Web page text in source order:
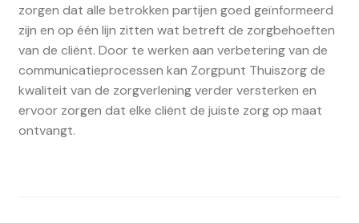
zorgen dat alle betrokken partijen goed geïnformeerd
zijn en op één lijn zitten wat betreft de zorgbehoeften
van de cliënt. Door te werken aan verbetering van de
communicatieprocessen kan Zorgpunt Thuiszorg de
kwaliteit van de zorgverlening verder versterken en
ervoor zorgen dat elke cliënt de juiste zorg op maat
ontvangt.